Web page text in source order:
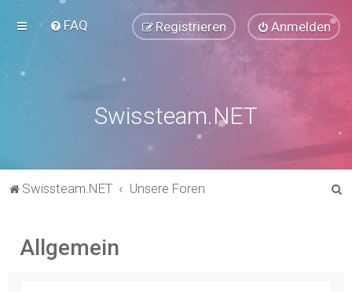
FAQ Anmelden
Registrieren
Swissteam.NET
Swissteam.NET Unsere Foren
Allgemein